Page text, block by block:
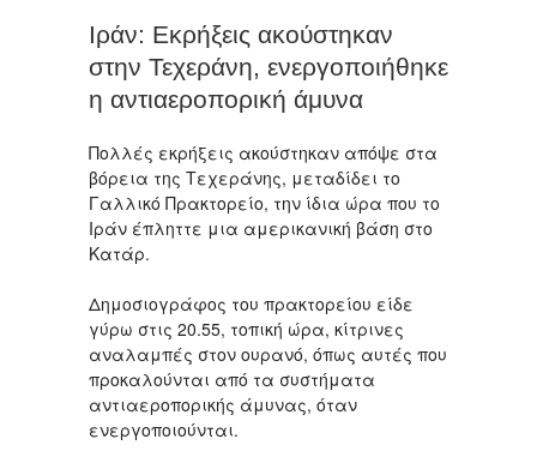
Ιράν: Εκρήξεις ακούστηκαν
στην Τεχεράνη, ενεργοποιήθηκε
η αντιαεροπορική άμυνα
Πολλές εκρήξεις ακούστηκαν απόψε στα
βόρεια της Τεχεράνης, μεταδίδει το
Γαλλικό Πρακτορείο, την ίδια ώρα που το
Ιράν έπληττε μια αμερικανική βάση στο
Κατάρ.
Δημοσιογράφος του πρακτορείου είδε
γύρω στις 20.55, τοπική ώρα, κίτρινες
αναλαμπές στον ουρανό, όπως αυτές που
προκαλούνται από τα συστήματα
αντιαεροπορικής άμυνας, όταν
ενεργοποιούνται.